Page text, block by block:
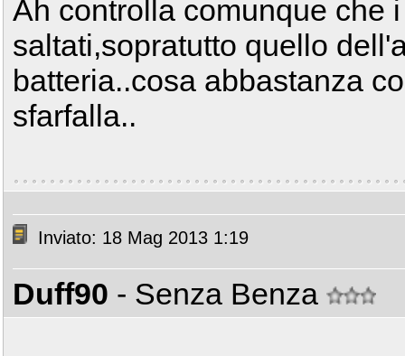
Ah controlla comunque che
saltati,sopratutto quello
batteria..cosa abbastanza
sfarfalla..
Inviato: 18 Mag 2013 1:19
Duff90 - Senza Benza